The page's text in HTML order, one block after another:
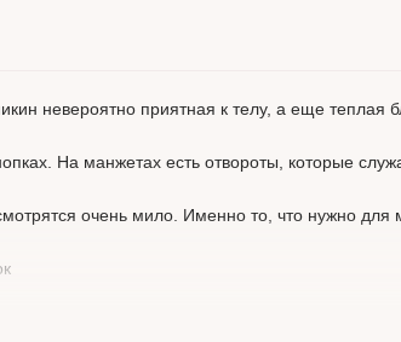
невероятно приятная к телу, а еще теплая
На манжетах есть отвороты, которые
очень мило. Именно то, что нужно для